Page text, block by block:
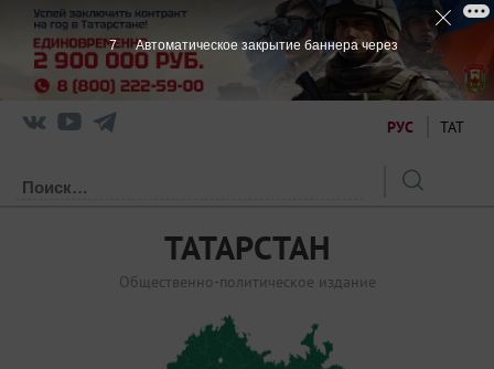
РУС ТАТ
ТАТАРСТАН
Общественно-политическое издание
7 Автоматическое закрытие баннера через